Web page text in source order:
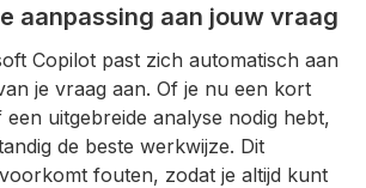
aanpassing aan jouw vraag
Copilot past zich automatisch aan
je vraag aan. Of je nu een kort
uitgebreide analyse nodig hebt,
de beste werkwijze. Dit
fouten, zodat je altijd kunt